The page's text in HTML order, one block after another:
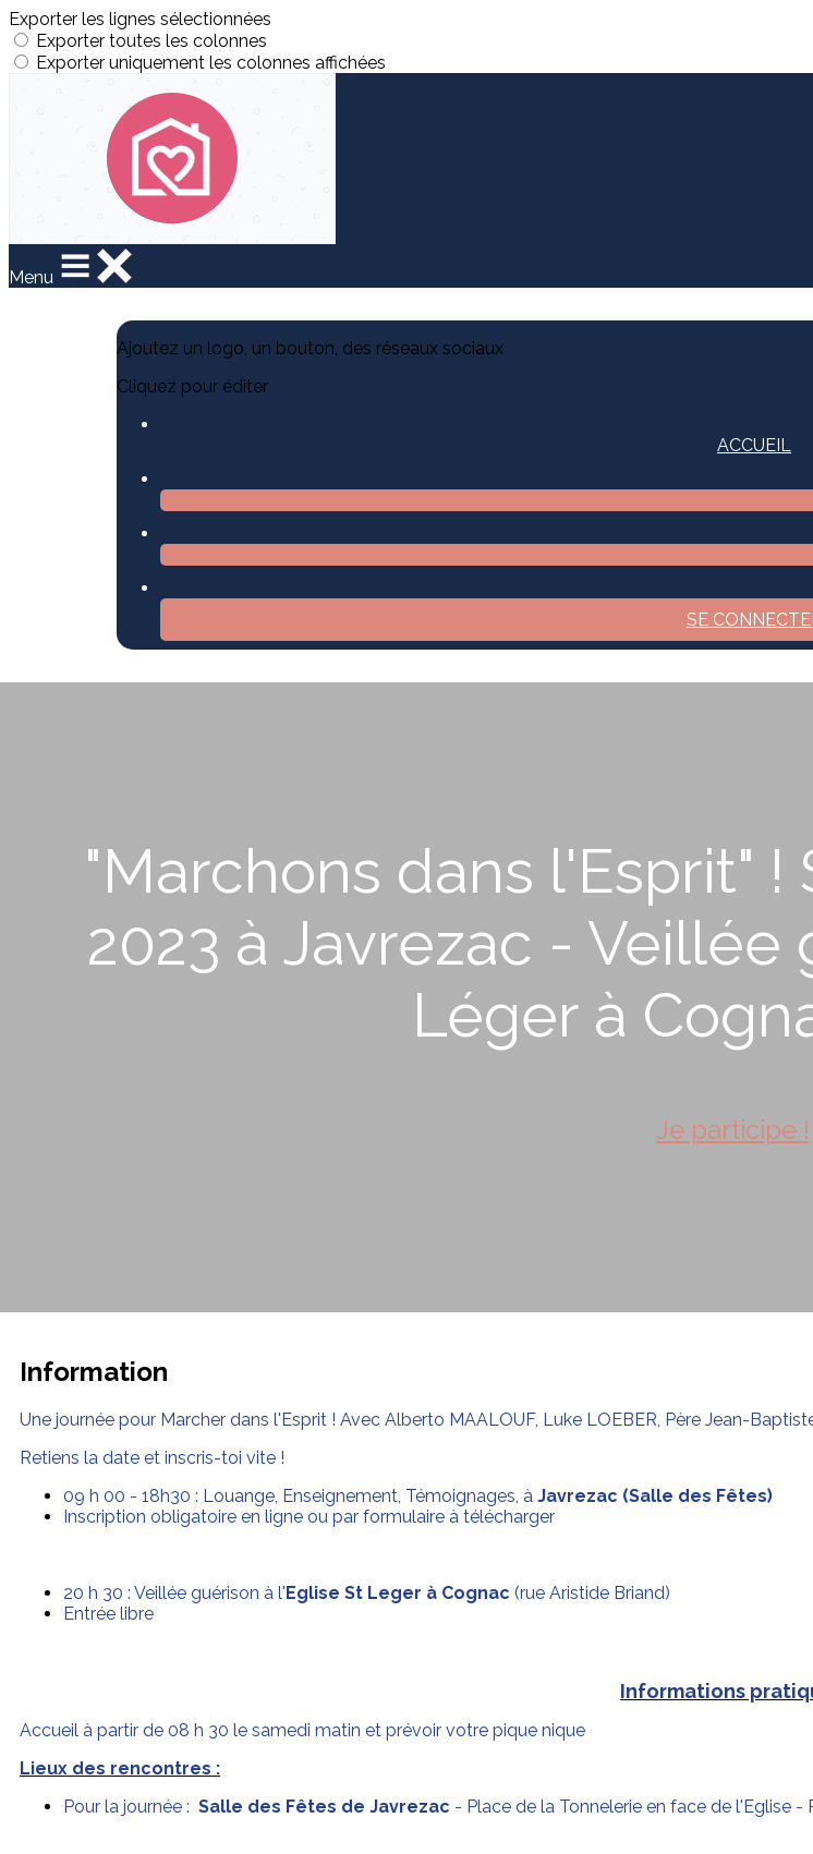
Exporter les lignes sélectionnées
Exporter toutes les colonnes
Exporter uniquement les colonnes affichées
Menu
Ajoutez un logo, un bouton, des réseaux sociaux
Cliquez pour éditer
ACCUEIL
SE
"Marchons dans l'Esprit"
2023 à Javrezac - Veillée
Léger à
Je participe !
Information
Une journée pour Marcher dans l'Esprit ! Avec Alberto MAALOUF, Luke LOEBER, Père Jean-
Retiens la date et inscris-toi vite !
09 h 00 - 18h30 : Louange, Enseignement, Témoignages, à Javrezac (Salle des Fêtes)
Inscription obligatoire en ligne ou par formulaire à télécharger
20 h 30 : Veillée guérison à l'Eglise St Leger à Cognac (rue Aristide Briand)
Entrée libre
Informations
Accueil à partir de 08 h 30 le samedi matin et prévoir votre pique nique
Lieux des rencontres :
Pour la journée : Salle des Fêtes de Javrezac - Place de la Tonnelerie en face de l'Eglise -